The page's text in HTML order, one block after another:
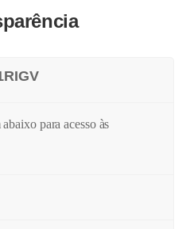
para acesso às